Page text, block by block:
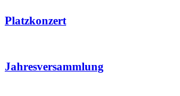
Platzkonzert
Jahresversammlung